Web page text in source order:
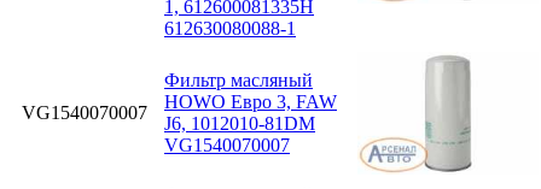
1, 612600081335H
612630080088-1
VG1540070007
Фильтр масляный
HOWO Евро 3, FAW
J6, 1012010-81DM
VG1540070007